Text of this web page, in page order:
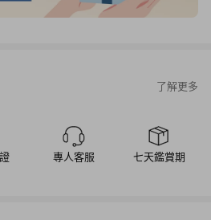
了解更多
專人客服 七天鑑賞期